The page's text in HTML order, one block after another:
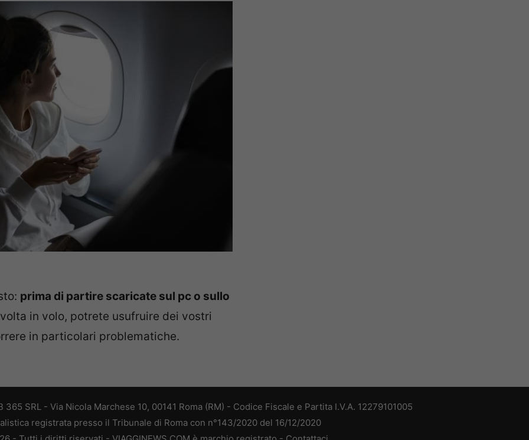
prima di partire scaricate sul pc o sullo
in volo, potrete usufruire dei vostri
in particolari problematiche.
SRL - Via Nicola Marchese 10, 00141 Roma (RM) - Codice Fiscale e Partita I.V.A. 12279101005
registrata presso il Tribunale di Roma con n°143/2020 del 16/12/2020